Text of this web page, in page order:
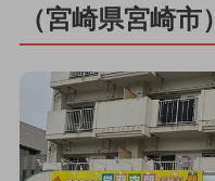
（宮崎県宮崎市）